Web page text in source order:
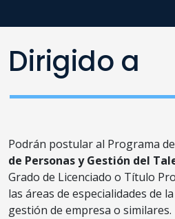
Podrán postular al Programa de
de Personas y Gestión del
Grado de Licenciado o Título
las áreas de especialidades de
gestión de empresa o similares.
Dirigido a